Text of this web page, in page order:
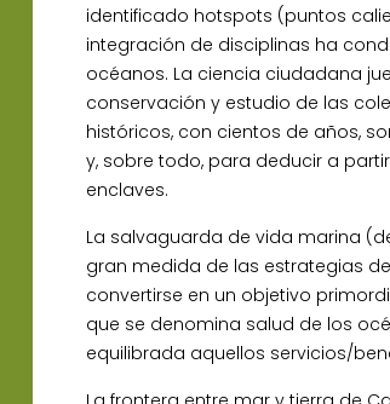
identificado hotspots (puntos
integración de disciplinas ha
océanos. La ciencia ciudadana
conservación y estudio de las
históricos, con cientos de años,
y, sobre todo, para deducir a
enclaves.
La salvaguarda de vida marina
gran medida de las estrategias
convertirse en un objetivo
que se denomina salud de los
equilibrada aquellos servicios/